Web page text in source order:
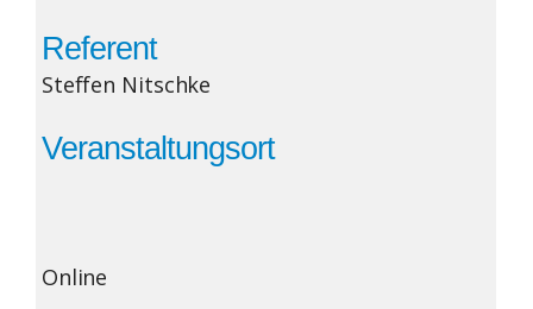
Referent
Steffen Nitschke
Veranstaltungsort
Online